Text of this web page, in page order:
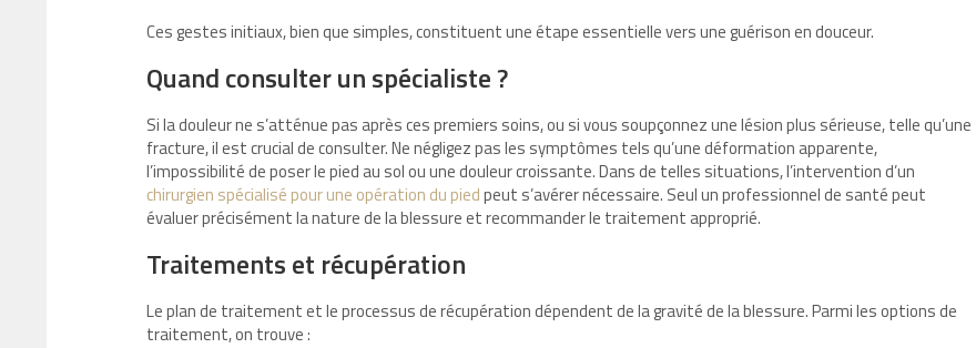
Ces gestes initiaux, bien que simples, constituent une étape essentielle vers une guérison en douceur.
Quand consulter un spécialiste ?
Si la douleur ne s’atténue pas après ces premiers soins, ou si vous soupçonnez une lésion plus sérieuse, telle qu’une
fracture, il est crucial de consulter. Ne négligez pas les symptômes tels qu’une déformation apparente,
l’impossibilité de poser le pied au sol ou une douleur croissante. Dans de telles situations, l’intervention d’un
chirurgien spécialisé pour une opération du piedpeut s’avérer nécessaire. Seul un professionnel de santé peut
évaluer précisément la nature de la blessure et recommander le traitement approprié.
Traitements et récupération
Le plan de traitement et le processus de récupération dépendent de la gravité de la blessure. Parmi les options de
traitement, on trouve :